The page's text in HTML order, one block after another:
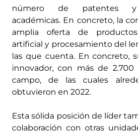
número de patentes y
académicas. En concreto, la
amplia oferta de
artificial y procesamiento del
las que cuenta. En concreto,
innovador, con más de
campo, de las cuales
obtuvieron en 2022.
Esta sólida posición de líder
colaboración con otras